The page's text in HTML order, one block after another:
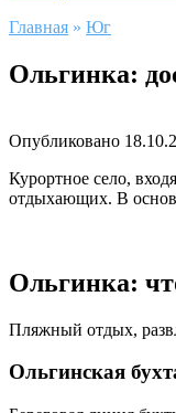
Главная » Юг
Ольгинка:
Опубликовано
Курортное село,
отдыхающих. В
Ольгинка:
Пляжный отдых,
Ольгинская